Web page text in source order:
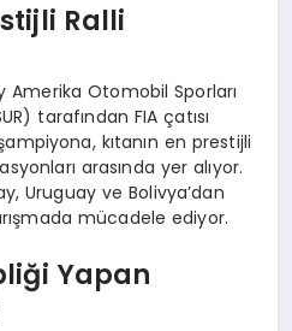
Ralli
Amerika Otomobil Sporları
tarafından FIA çatısı
kıtanın en prestijli
arasında yer alıyor.
Uruguay ve Bolivya’dan
mücadele ediyor.
Yapan